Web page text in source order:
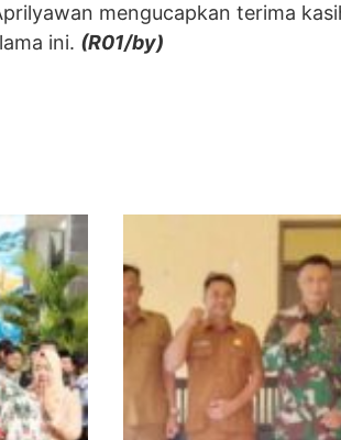
mengucapkan terima
ini. (R01/by)